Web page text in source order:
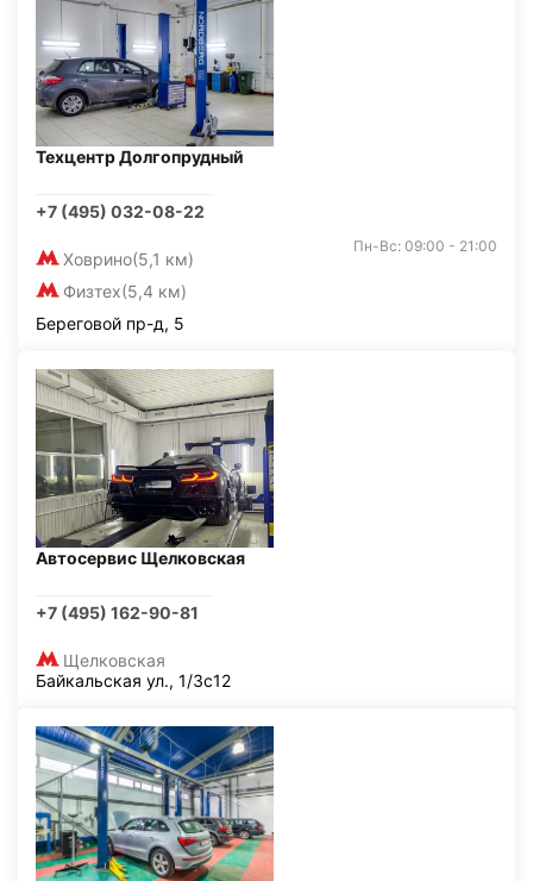
Техцентр Долгопрудный
+7 (495) 032-08-22
Ховрино(5,1 км)
Физтех(5,4 км)
Пн-Вс: 09:00 - 21:00
Береговой пр-д, 5
Автосервис Щелковская
+7 (495) 162-90-81
Щелковская
Байкальская ул., 1/3с12